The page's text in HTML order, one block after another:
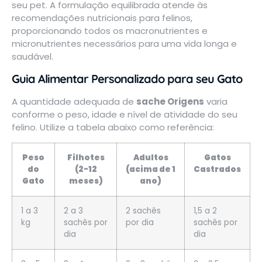
seu pet. A formulação equilibrada atende às
recomendações nutricionais para felinos,
proporcionando todos os macronutrientes e
micronutrientes necessários para uma vida longa e
saudável.
Guia Alimentar Personalizado para seu Gato
A quantidade adequada de sache Origens varia
conforme o peso, idade e nível de atividade do seu
felino. Utilize a tabela abaixo como referência:
Peso
do
Gato
Filhotes
(2-12
meses)
Adultos
(acima de 1
ano)
Gatos
Castrados
1 a 3
kg
2 a 3
sachês por
dia
2 sachês
por dia
1,5 a 2
sachês por
dia